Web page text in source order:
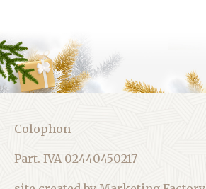
Colophon
Part. IVA 02440450217